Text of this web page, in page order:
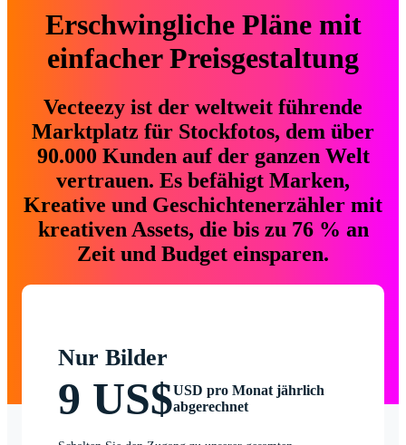
Erschwingliche Pläne mit
einfacher Preisgestaltung
Vecteezy ist der weltweit führende
Marktplatz für Stockfotos, dem über
90.000 Kunden auf der ganzen Welt
vertrauen. Es befähigt Marken,
Kreative und Geschichtenerzähler mit
kreativen Assets, die bis zu 76 % an
Zeit und Budget einsparen.
Nur Bilder
9 US$USD pro Monat jährlich
abgerechnet